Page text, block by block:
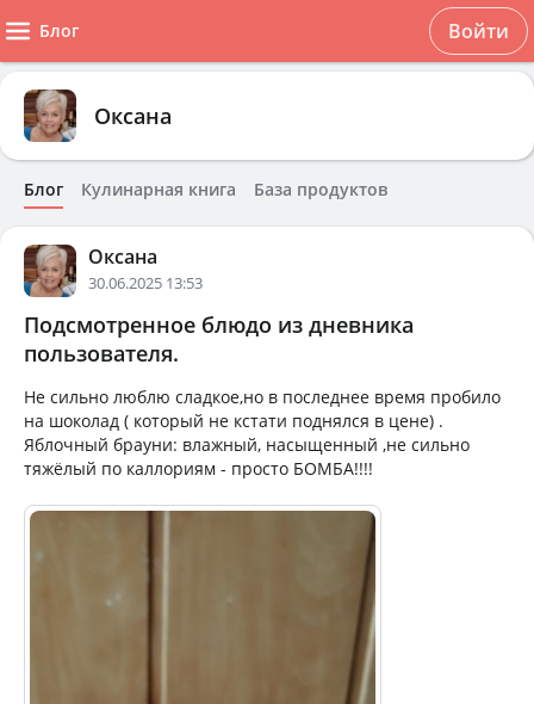
Блог Войти
Оксана
Блог Кулинарная книга База продуктов
Оксана
30.06.2025 13:53
Подсмотренное блюдо из дневника
пользователя.
Не сильно люблю сладкое,но в последнее время пробило
на шоколад ( который не кстати поднялся в цене) .
Яблочный брауни: влажный, насыщенный ,не сильно
тяжёлый по каллориям - просто БОМБА!!!!